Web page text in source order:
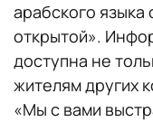
арабского языка
открытой».
доступна не
жителям других
«Мы с вами